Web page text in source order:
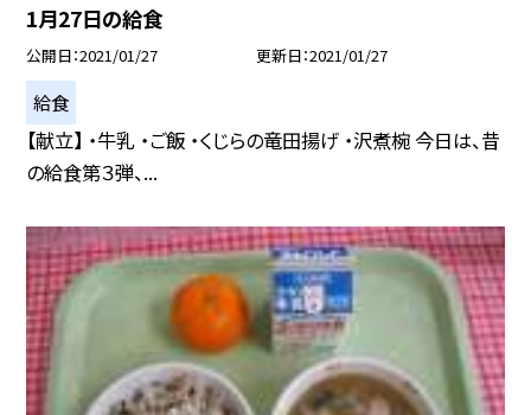
1月27日の給食
公開日 2021/01/27 更新日 2021/01/27
給食
【献立】 ・牛乳 ・ご飯 ・くじらの竜田揚げ ・沢煮椀 今日は、昔
の給食第３弾、...